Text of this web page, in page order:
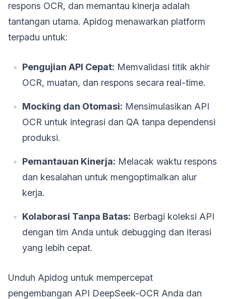
respons OCR, dan memantau kinerja adalah
tantangan utama. Apidog menawarkan platform
terpadu untuk:
Pengujian API Cepat: Memvalidasi titik akhir
OCR, muatan, dan respons secara real-time.
Mocking dan Otomasi: Mensimulasikan API
OCR untuk integrasi dan QA tanpa dependensi
produksi.
Pemantauan Kinerja: Melacak waktu respons
dan kesalahan untuk mengoptimalkan alur
kerja.
Kolaborasi Tanpa Batas: Berbagi koleksi API
dengan tim Anda untuk debugging dan iterasi
yang lebih cepat.
Unduh Apidog untuk mempercepat
pengembangan API DeepSeek-OCR Anda dan